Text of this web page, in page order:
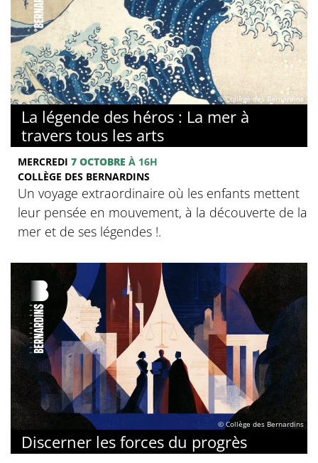
© Collège des Bernardins
La légende des héros : La mer à
travers tous les arts
MERCREDI 7 OCTOBRE À 16H
COLLÈGE DES BERNARDINS
Un voyage extraordinaire où les enfants mettent
leur pensée en mouvement, à la découverte de la
mer et de ses légendes !.
© Collège des Bernardins
Discerner les forces du progrès